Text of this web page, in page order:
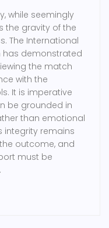
while seemingly
the gravity of the
The International
has demonstrated
the match
with the
It is imperative
be grounded in
than emotional
integrity remains
outcome, and
must be